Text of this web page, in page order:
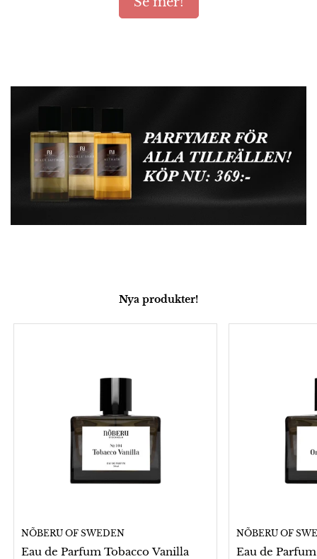
Nya produkter!
NÕBERU OF SWEDEN
Eau de Parfum Tobacco Vanilla
NÕBERU OF
Eau de